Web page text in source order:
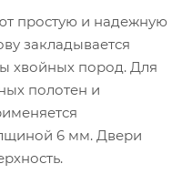
простую и надежную
закладывается
хвойных пород. Для
полотен и
6 мм. Двери